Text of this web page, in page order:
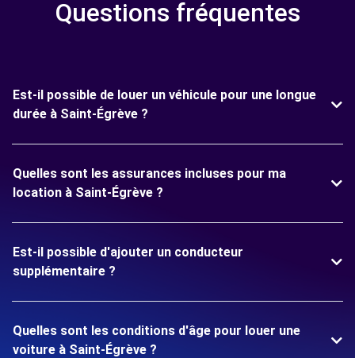
Questions fréquentes
Est-il possible de louer un véhicule pour une longue
durée à Saint-Égrève ?
Quelles sont les assurances incluses pour ma
location à Saint-Égrève ?
Est-il possible d'ajouter un conducteur
supplémentaire ?
Quelles sont les conditions d'âge pour louer une
voiture à Saint-Égrève ?